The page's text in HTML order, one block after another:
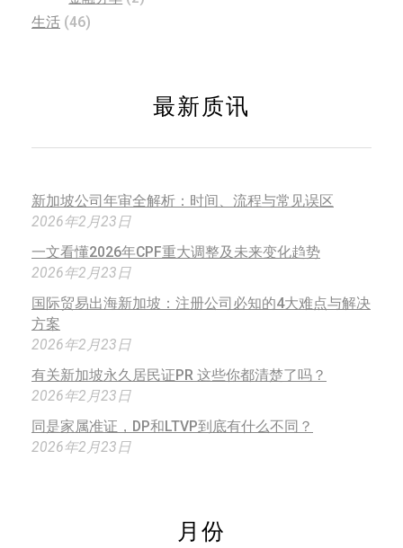
生活 (46)
最新质讯
新加坡公司年审全解析：时间、流程与常见误区
2026年2月23日
一文看懂2026年CPF重大调整及未来变化趋势
2026年2月23日
国际贸易出海新加坡：注册公司必知的4大难点与解决
方案
2026年2月23日
有关新加坡永久居民证PR 这些你都清楚了吗？
2026年2月23日
同是家属准证，DP和LTVP到底有什么不同？
2026年2月23日
月份